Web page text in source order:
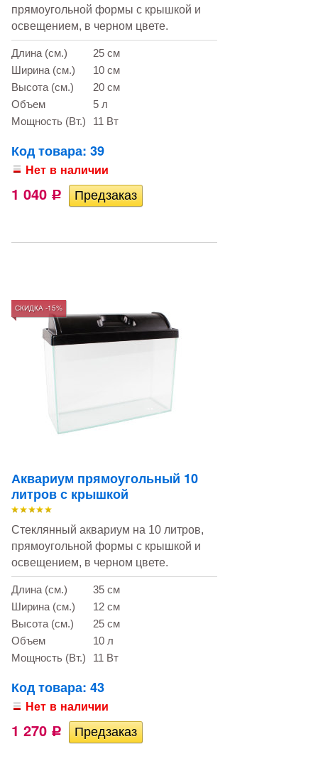
прямоугольной формы c крышкой и
освещением, в черном цвете.
Длина (см.)
25 см
Ширина (см.)
10 см
Высота (см.)
20 см
Объем
5 л
Мощность (Вт.)
11 Вт
Код товара: 39
Нет в наличии
1 040 Р
СКИДКА -15%
Аквариум прямоугольный 10
литров с крышкой
Стеклянный аквариум на 10 литров,
прямоугольной формы c крышкой и
освещением, в черном цвете.
Длина (см.)
35 см
Ширина (см.)
12 см
Высота (см.)
25 см
Объем
10 л
Мощность (Вт.)
11 Вт
Код товара: 43
Нет в наличии
1 270 Р